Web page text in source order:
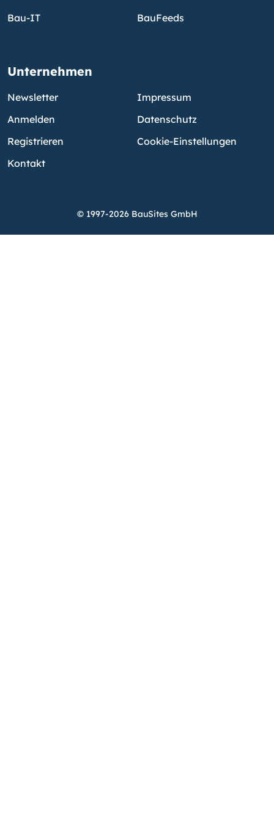
Bau-IT
BauFeeds
Unternehmen
Newsletter
Anmelden
Registrieren
Kontakt
Impressum
Datenschutz
Cookie-Einstellungen
© 1997-2026 BauSites GmbH